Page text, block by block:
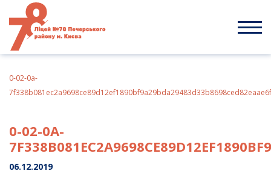
content
0-02-0a-
0-02-0A-
06.12.2019